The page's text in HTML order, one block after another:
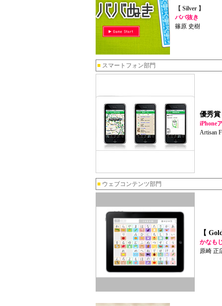
【 Silver 】
ババ抜き
篠原 史樹
■ スマートフォン部門
優秀賞
iPhone
Artisan
■ ウェブコンテンツ部門
【
かなも
原崎 正